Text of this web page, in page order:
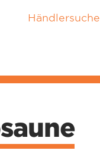
Händlersuche